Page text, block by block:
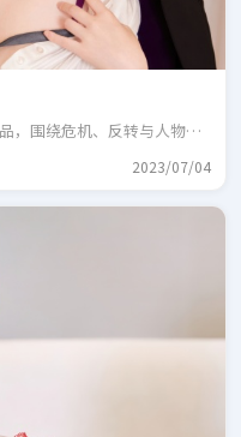
，围绕危机、反转与人物成
2023/07/04